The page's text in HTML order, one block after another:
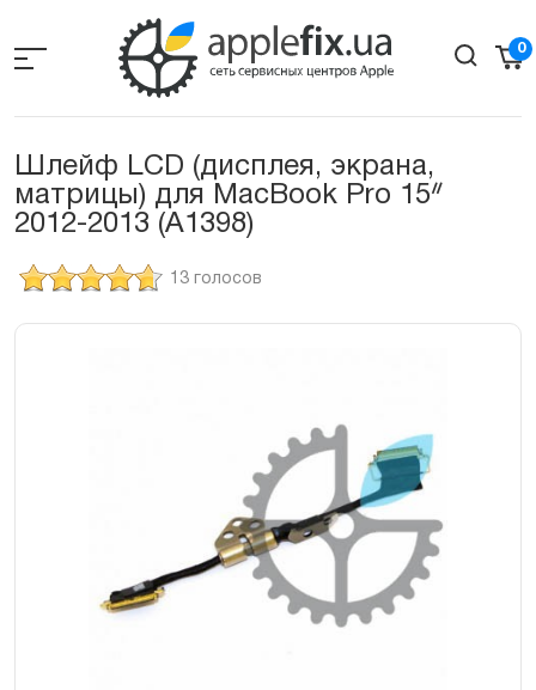
the
0
Шлейф LCD (дисплея, экрана,
матрицы) для MacBook Pro 15ᐥ
2012-2013 (A1398)
13 голосов